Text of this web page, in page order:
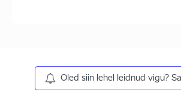
Oled siin lehel leidnud vigu?